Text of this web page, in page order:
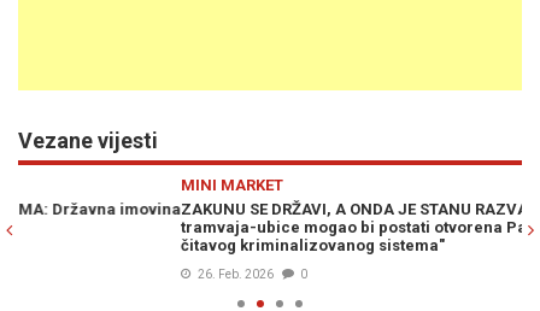
Vezane vijesti
ZAKUNU SE DRŽAVI, A ONDA JE STANU RAZVALJIVATI: "Slučaj
tramvaja-ubice mogao bi postati otvorena Pandorina kutija
čitavog kriminalizovanog sistema"